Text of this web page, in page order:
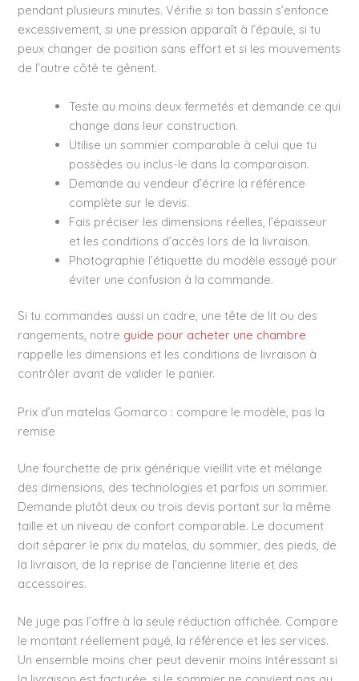
pendant plusieurs minutes. Vérifie si ton bassin s’enfonce
excessivement, si une pression apparaît à l’épaule, si tu
peux changer de position sans effort et si les mouvements
de l’autre côté te gênent.
Teste au moins deux fermetés et demande ce qui
change dans leur construction.
Utilise un sommier comparable à celui que tu
possèdes ou inclus-le dans la comparaison.
Demande au vendeur d’écrire la référence
complète sur le devis.
Fais préciser les dimensions réelles, l’épaisseur
et les conditions d’accès lors de la livraison.
Photographie l’étiquette du modèle essayé pour
éviter une confusion à la commande.
Si tu commandes aussi un cadre, une tête de lit ou des
rangements, notre guide pour acheter une chambre
rappelle les dimensions et les conditions de livraison à
contrôler avant de valider le panier.
Prix d’un matelas Gomarco : compare le modèle, pas la
remise
Une fourchette de prix générique vieillit vite et mélange
des dimensions, des technologies et parfois un sommier.
Demande plutôt deux ou trois devis portant sur la même
taille et un niveau de confort comparable. Le document
doit séparer le prix du matelas, du sommier, des pieds, de
la livraison, de la reprise de l’ancienne literie et des
accessoires.
Ne juge pas l’offre à la seule réduction affichée. Compare
le montant réellement payé, la référence et les services.
Un ensemble moins cher peut devenir moins intéressant si